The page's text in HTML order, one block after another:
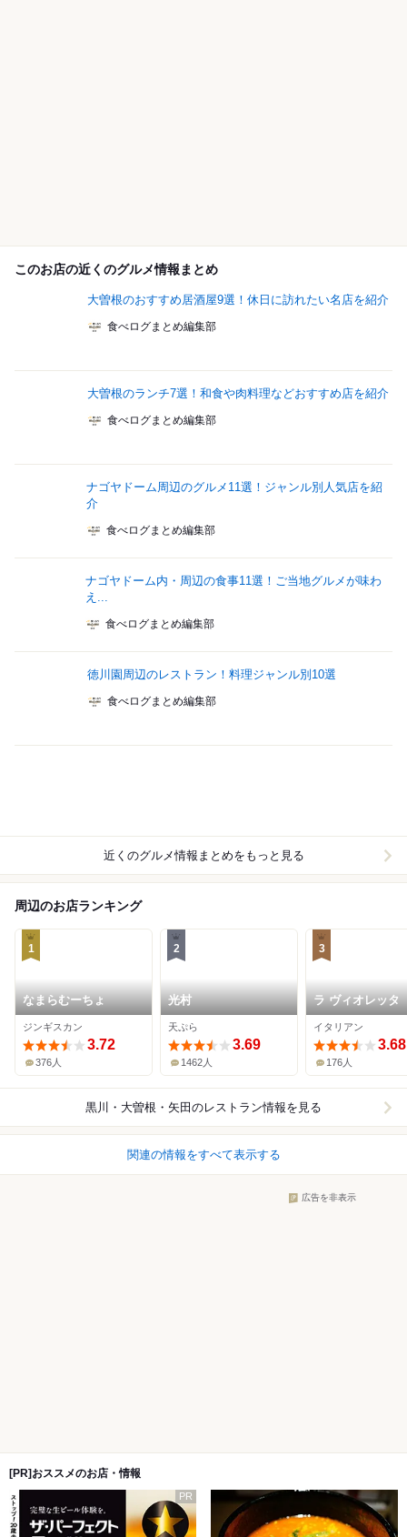
このお店の近くのグルメ情報まとめ
大曽根のおすすめ居酒屋9選！休日に訪れたい名店を紹介
食べログまとめ編集部
大曽根のランチ7選！和食や肉料理などおすすめ店を紹介
食べログまとめ編集部
ナゴヤドーム周辺のグルメ11選！ジャンル別人気店を紹
介
食べログまとめ編集部
ナゴヤドーム内・周辺の食事11選！ご当地グルメが味わ
え...
食べログまとめ編集部
徳川園周辺のレストラン！料理ジャンル別10選
食べログまとめ編集部
近くのグルメ情報まとめをもっと見る
周辺のお店ランキング
1
なまらむーちょ
ジンギスカン
3.72
376人
2
光村
天ぷら
3.69
1462人
3
ラ ヴィオレッタ
イタリアン
3.68
176人
黒川・大曽根・矢田 のレストラン情報を見る
関連の情報をすべて表示する
広告を非表示
[PR]おススメのお店・情報
PR